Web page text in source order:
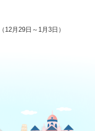
月29日～1月3日）